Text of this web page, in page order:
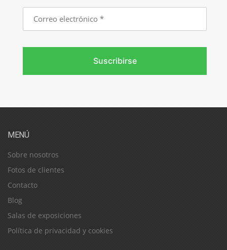
Correo
electrónico
Suscribirse
MENÚ
Sobre nosotros
Fotos de clientes
Contacto
Blog
Salas de exposiciones
Política de privacidad y cookies